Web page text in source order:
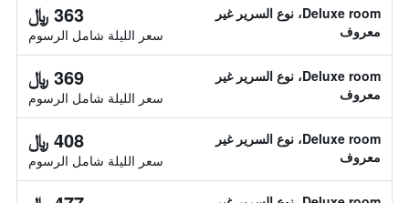
Deluxe room، نوع السرير غير
معروف
363 ﷼
سعر الليلة شامل الرسوم
Deluxe room، نوع السرير غير
معروف
369 ﷼
سعر الليلة شامل الرسوم
Deluxe room، نوع السرير غير
معروف
408 ﷼
سعر الليلة شامل الرسوم